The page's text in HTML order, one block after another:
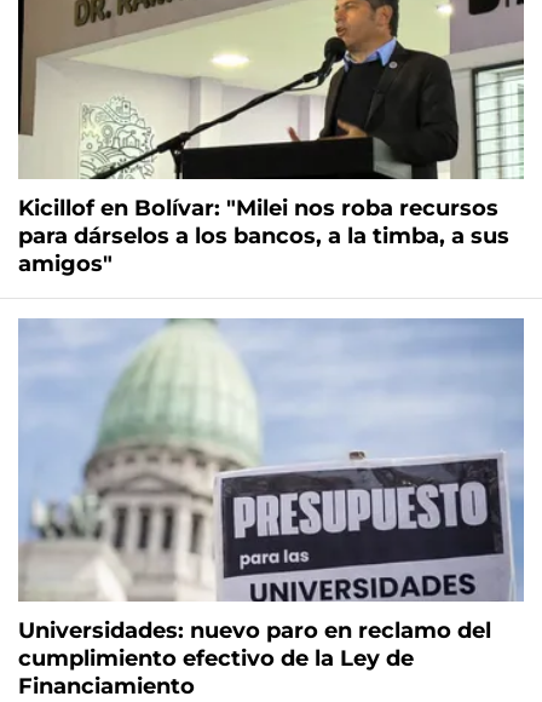
Kicillof en Bolívar: "Milei nos roba recursos
para dárselos a los bancos, a la timba, a sus
amigos"
Universidades: nuevo paro en reclamo del
cumplimiento efectivo de la Ley de
Financiamiento